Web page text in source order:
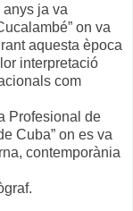
anys ja va
on va
aquesta època
interpretació
com
Profesional de
Cuba” on es va
contemporània